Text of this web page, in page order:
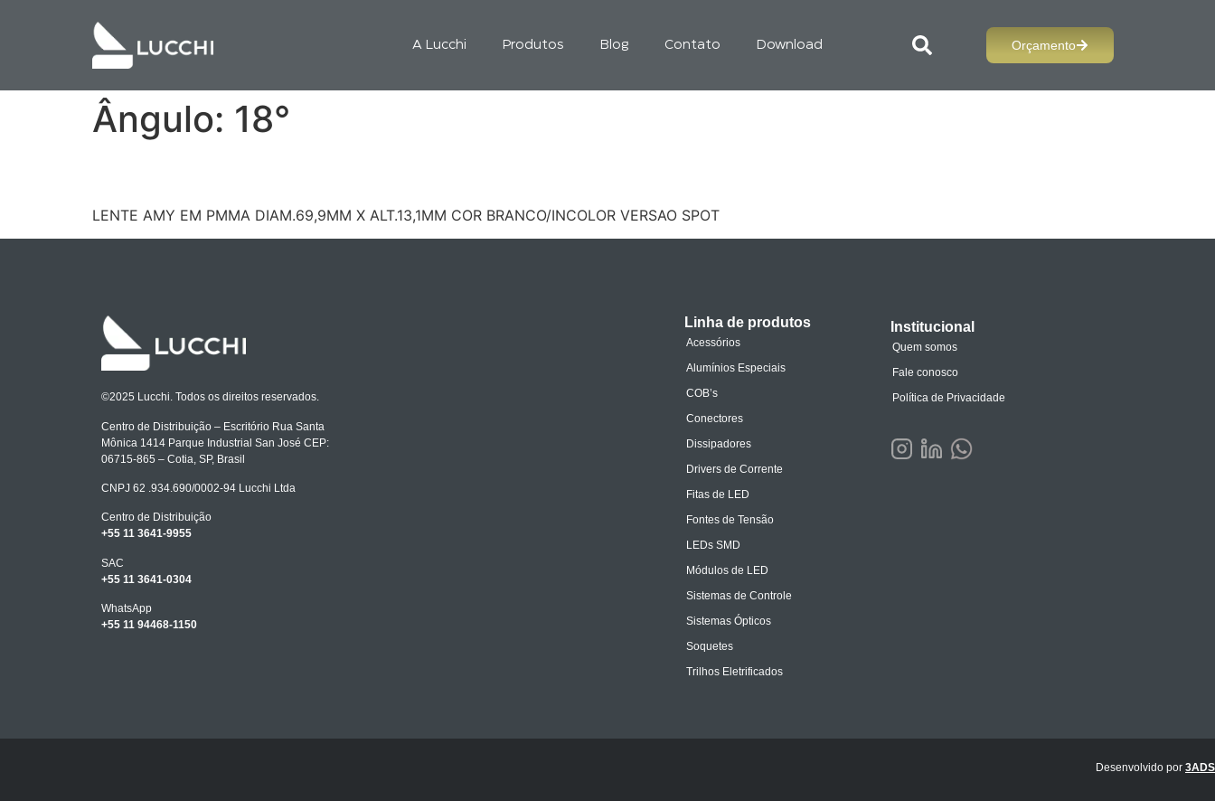
A Lucchi Produtos Blog Contato Download Orçamento
Ângulo: 18°
LENTE AMY EM PMMA DIAM.69,9MM X ALT.13,1MM COR BRANCO/INCOLOR VERSAO SPOT
©2025 Lucchi. Todos os direitos reservados.
Centro de Distribuição – Escritório Rua Santa
Mônica 1414 Parque Industrial San José CEP:
06715-865 – Cotia, SP, Brasil
CNPJ 62 .934.690/0002-94 Lucchi Ltda
Centro de Distribuição
+55 11 3641-9955
SAC
+55 11 3641-0304
WhatsApp
+55 11 94468-1150
Linha de produtos
Acessórios
Alumínios Especiais
COB’s
Conectores
Dissipadores
Drivers de Corrente
Fitas de LED
Fontes de Tensão
LEDs SMD
Módulos de LED
Sistemas de Controle
Sistemas Ópticos
Soquetes
Trilhos Eletrificados
Institucional
Quem somos
Fale conosco
Política de Privacidade
Desenvolvido por 3ADS